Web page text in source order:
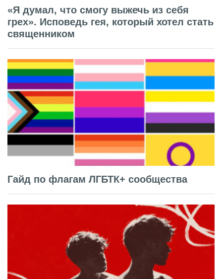
«Я думал, что смогу выжечь из себя
грех». Исповедь гея, который хотел стать
священником
Гайд по флагам ЛГБТК+ сообщества